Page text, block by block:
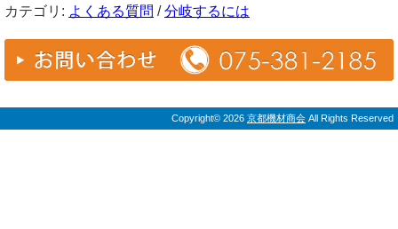
カテゴリ: よくある質問 /分岐するには
Copyright© 2026 京都機材商会 All Rights Reserved